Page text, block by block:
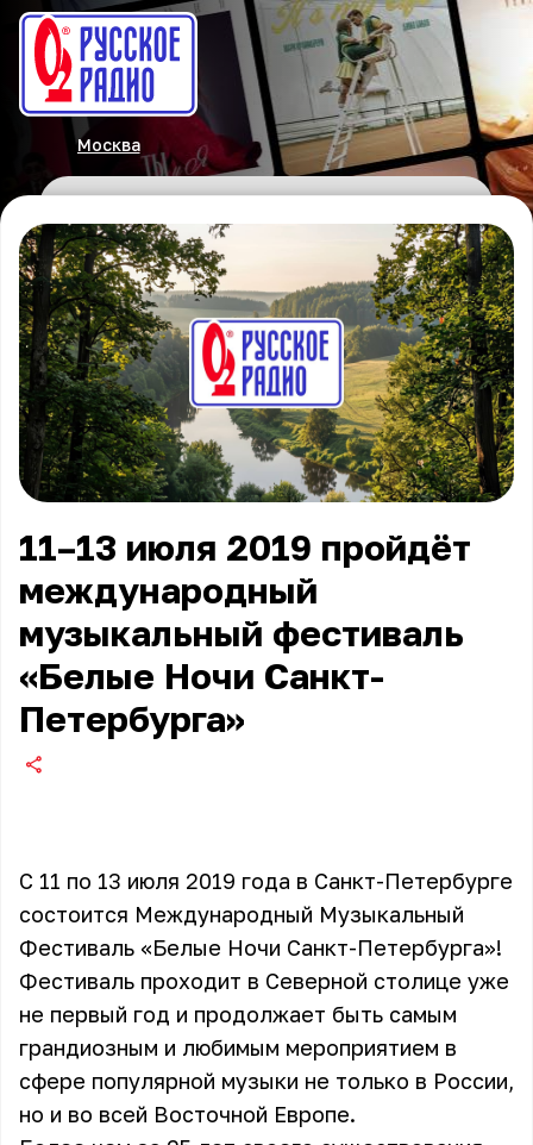
Москва
11–13 июля 2019 пройдёт
международный
музыкальный фестиваль
«Белые Ночи Санкт-
Петербурга»
С 11 по 13 июля 2019 года в Санкт-Петербурге
состоится Международный Музыкальный
Фестиваль «Белые Ночи Санкт-Петербурга»!
Фестиваль проходит в Северной столице уже
не первый год и продолжает быть самым
грандиозным и любимым мероприятием в
сфере популярной музыки не только в России,
но и во всей Восточной Европе.